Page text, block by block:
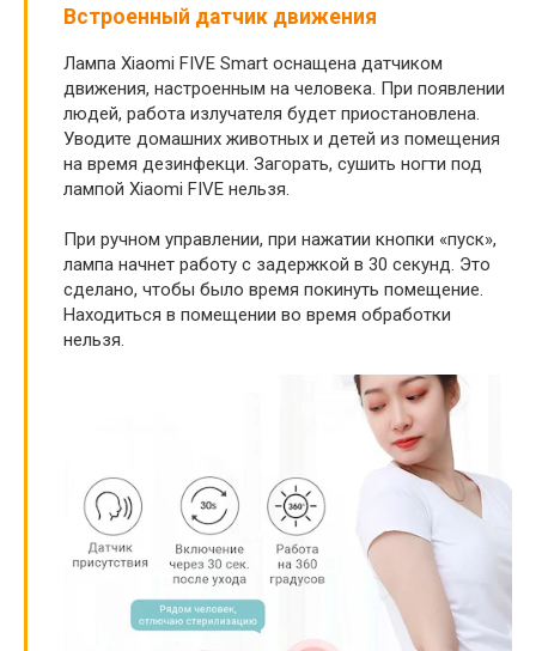
Встроенный датчик движения
Лампа Xiaomi FIVE Smart оснащена датчиком
движения, настроенным на человека. При появлении
людей, работа излучателя будет приостановлена.
Уводите домашних животных и детей из помещения
на время дезинфекци. Загорать, сушить ногти под
лампой Xiaomi FIVE нельзя.
При ручном управлении, при нажатии кнопки «пуск»,
лампа начнет работу с задержкой в 30 секунд. Это
сделано, чтобы было время покинуть помещение.
Находиться в помещении во время обработки
нельзя.